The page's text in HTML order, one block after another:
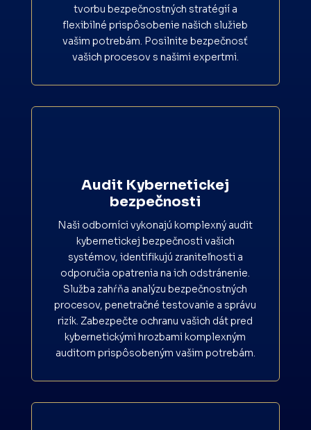
tvorbu bezpečnostných stratégií a
flexibilné prispôsobenie našich služieb
vašim potrebám. Posilnite bezpečnosť
vašich procesov s našimi expertmi.
Audit Kybernetickej
bezpečnosti
Naši odborníci vykonajú komplexný audit
kybernetickej bezpečnosti vašich
systémov, identifikujú zraniteľnosti a
odporučia opatrenia na ich odstránenie.
Služba zahŕňa analýzu bezpečnostných
procesov, penetračné testovanie a správu
rizík. Zabezpečte ochranu vašich dát pred
kybernetickými hrozbami komplexným
auditom prispôsobeným vašim potrebám.